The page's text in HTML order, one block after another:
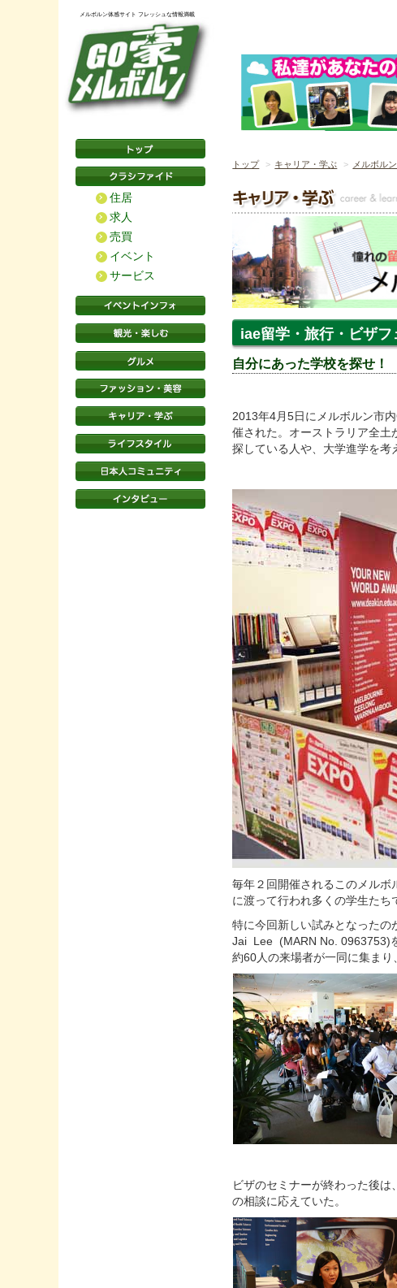
メルボルン体感サイト フレッシュな情報満載
住居
求人
売買
イベント
サービス
トップ キャリア・学ぶ メルボル
iae留学・旅行・ビザ
自分にあった学校を探せ！
2013年4月5日にメルボルン市
催された。オーストラリア全
探している人や、大学進学を考
毎年２回開催されるこのメルボ
に渡って行われ多くの学生たち
特に今回新しい試みとなった
Jai Lee (MARN No. 0963753)
約60人の来場者が一同に集まり
ビザのセミナーが終わった後
の相談に応えていた。